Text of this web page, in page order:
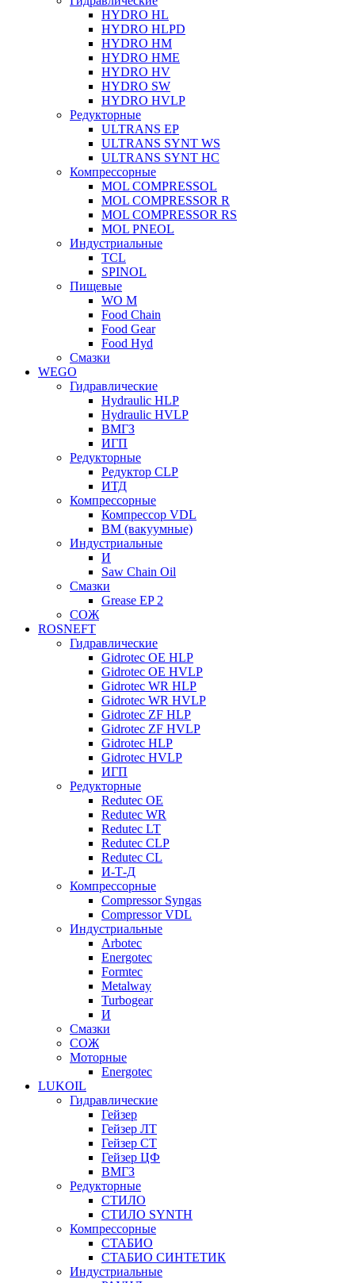
HYDRO HL
HYDRO HLPD
HYDRO HM
HYDRO HME
HYDRO HV
HYDRO SW
HYDRO HVLP
Редукторные
ULTRANS EP
ULTRANS SYNT WS
ULTRANS SYNT HC
Компрессорные
MOL COMPRESSOL
MOL COMPRESSOR R
MOL COMPRESSOR RS
MOL PNEOL
Индустриальные
TCL
SPINOL
Пищевые
WO M
Food Chain
Food Gear
Food Hyd
Смазки
WEGO
Гидравлические
Hydraulic HLP
Hydraulic HVLP
ВМГЗ
ИГП
Редукторные
Редуктор CLP
ИТД
Компрессорные
Компрессор VDL
ВМ (вакуумные)
Индустриальные
И
Saw Chain Oil
Смазки
Grease EP 2
СОЖ
ROSNEFT
Гидравлические
Gidrotec OE HLP
Gidrotec OE HVLP
Gidrotec WR HLP
Gidrotec WR HVLP
Gidrotec ZF HLP
Gidrotec ZF HVLP
Gidrotec HLP
Gidrotec HVLP
ИГП
Редукторные
Redutec OE
Redutec WR
Redutec LT
Redutec CLP
Redutec CL
И-Т-Д
Компрессорные
Compressor Syngas
Compressor VDL
Индустриальные
Arbotec
Energotec
Formtec
Metalway
Turbogear
И
Смазки
СОЖ
Моторные
Energotec
LUKOIL
Гидравлические
Гейзер
Гейзер ЛТ
Гейзер СТ
Гейзер ЦФ
ВМГЗ
Редукторные
СТИЛО
СТИЛО SYNTH
Компрессорные
СТАБИО
СТАБИО СИНТЕТИК
Индустриальные